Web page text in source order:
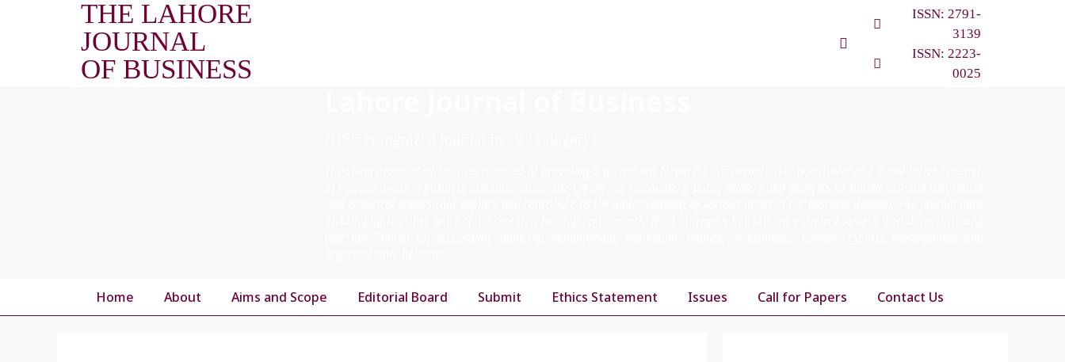
THE LAHORE
JOURNAL
OF BUSINESS
ISSN: 2791-
3139
ISSN: 2223-
0025
Home About Aims and Scope Editorial Board Submit Ethics Statement Issues Call for Papers Contact Us